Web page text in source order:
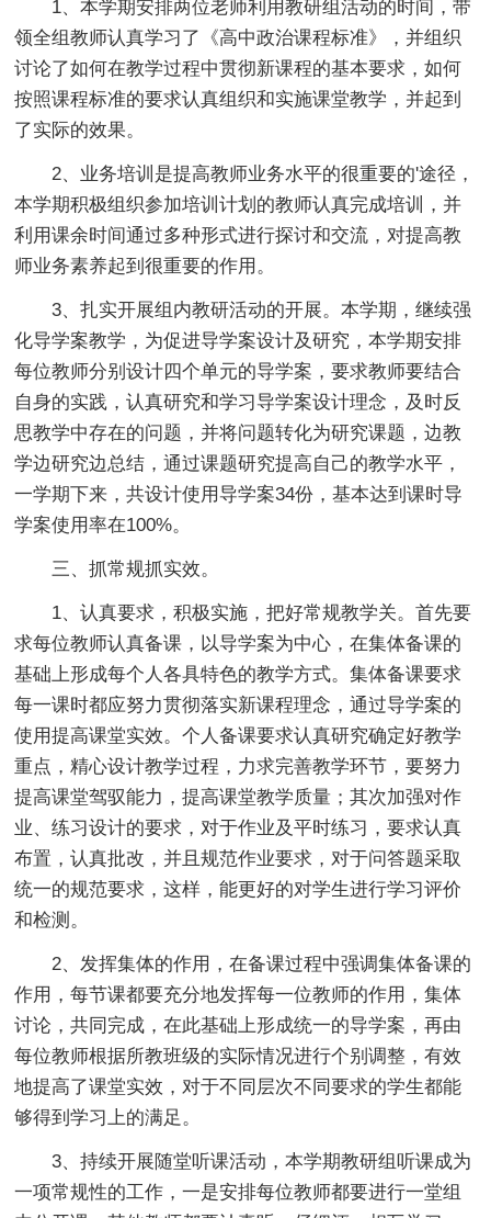
1、本学期安排两位老师利用教研组活动的时间，带
领全组教师认真学习了《高中政治课程标准》，并组织
讨论了如何在教学过程中贯彻新课程的基本要求，如何
按照课程标准的要求认真组织和实施课堂教学，并起到
了实际的效果。
2、业务培训是提高教师业务水平的很重要的'途径，
本学期积极组织参加培训计划的教师认真完成培训，并
利用课余时间通过多种形式进行探讨和交流，对提高教
师业务素养起到很重要的作用。
3、扎实开展组内教研活动的开展。本学期，继续强
化导学案教学，为促进导学案设计及研究，本学期安排
每位教师分别设计四个单元的导学案，要求教师要结合
自身的实践，认真研究和学习导学案设计理念，及时反
思教学中存在的问题，并将问题转化为研究课题，边教
学边研究边总结，通过课题研究提高自己的教学水平，
一学期下来，共设计使用导学案34份，基本达到课时导
学案使用率在100%。
三、抓常规抓实效。
1、认真要求，积极实施，把好常规教学关。首先要
求每位教师认真备课，以导学案为中心，在集体备课的
基础上形成每个人各具特色的教学方式。集体备课要求
每一课时都应努力贯彻落实新课程理念，通过导学案的
使用提高课堂实效。个人备课要求认真研究确定好教学
重点，精心设计教学过程，力求完善教学环节，要努力
提高课堂驾驭能力，提高课堂教学质量；其次加强对作
业、练习设计的要求，对于作业及平时练习，要求认真
布置，认真批改，并且规范作业要求，对于问答题采取
统一的规范要求，这样，能更好的对学生进行学习评价
和检测。
2、发挥集体的作用，在备课过程中强调集体备课的
作用，每节课都要充分地发挥每一位教师的作用，集体
讨论，共同完成，在此基础上形成统一的导学案，再由
每位教师根据所教班级的实际情况进行个别调整，有效
地提高了课堂实效，对于不同层次不同要求的学生都能
够得到学习上的满足。
3、持续开展随堂听课活动，本学期教研组听课成为
一项常规性的工作，一是安排每位教师都要进行一堂组